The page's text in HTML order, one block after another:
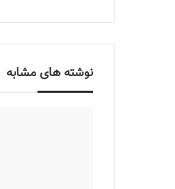
نوشته های مشابه